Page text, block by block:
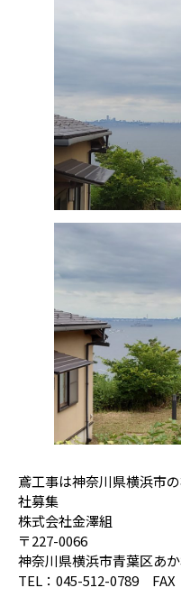
鳶工事は神奈川県横浜市
社募集
株式会社金澤組
〒227-0066
神奈川県横浜市青葉区あ
TEL：045-512-0789 FAX